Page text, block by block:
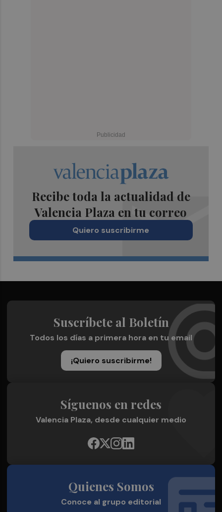
Recibe toda la actualidad de
Valencia Plaza en tu correo
Quiero suscribirme
Suscríbete al Boletín
Todos los días a primera hora en tu email
¡Quiero suscribirme!
Síguenos en redes
Valencia Plaza, desde cualquier medio
Quienes Somos
Conoce al grupo editorial